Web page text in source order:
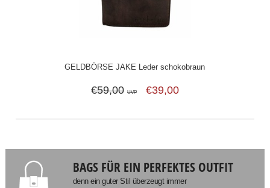
GELDBÖRSE JAKE Leder schokobraun
€59,00 UVP €39,00
BAGS FÜR EIN PERFEKTES OUTFIT
denn ein guter Stil überzeugt immer